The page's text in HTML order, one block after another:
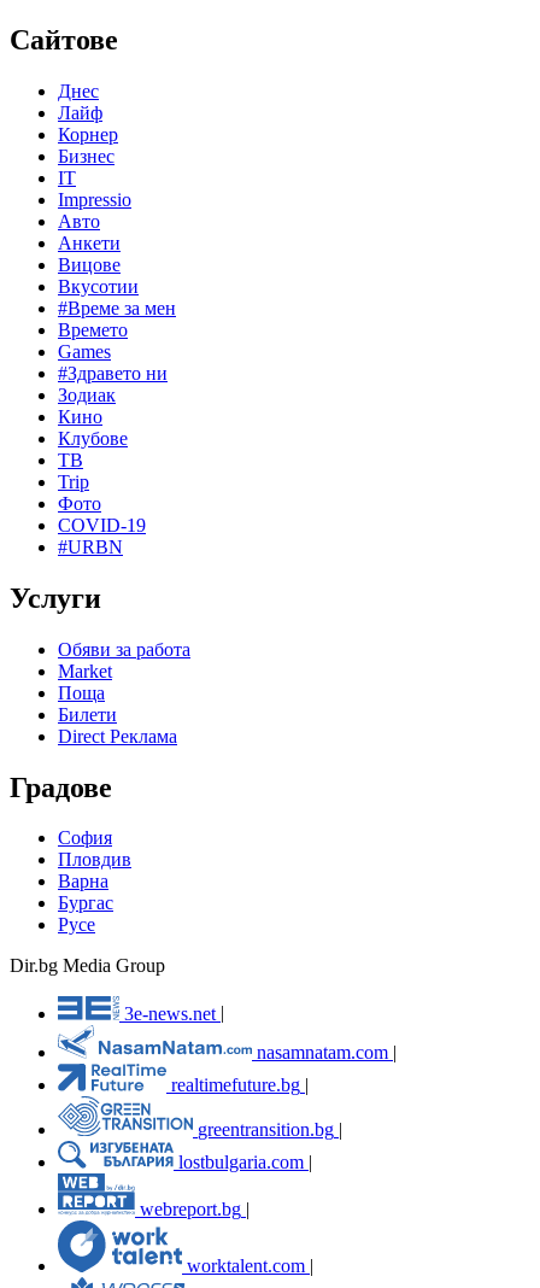
Сайтове
Днес
Лайф
Корнер
Бизнес
IT
Impressio
Авто
Анкети
Вицове
Вкусотии
#Време за мен
Времето
Games
#Здравето ни
Зодиак
Кино
Клубове
ТВ
Trip
Фото
COVID-19
#URBN
Услуги
Обяви за работа
Market
Поща
Билети
Direct Реклама
Градове
София
Пловдив
Варна
Бургас
Русе
Dir.bg Media Group
3e-news.net
nasamnatam.com |
realtimefuture.bg |
greentransition.bg |
lostbulgaria.com |
webreport.bg
worktalent.com |